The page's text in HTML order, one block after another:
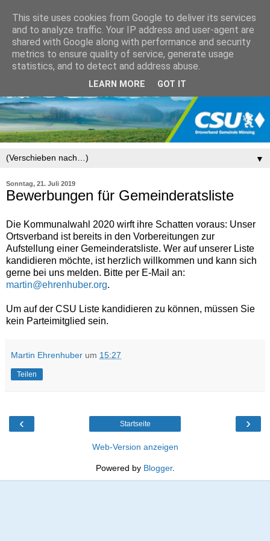
▼
Sonntag, 21. Juli 2019
Bewerbungen für Gemeinderatsliste
Die Kommunalwahl 2020 wirft ihre Schatten voraus: Unser
Ortsverband ist bereits in den Vorbereitungen zur
Aufstellung einer Gemeinderatsliste. Wer auf unserer Liste
kandidieren möchte, ist herzlich willkommen und kann sich
gerne bei uns melden. Bitte per E-Mail an:
martin@ehrenhuber.org.
Um auf der CSU Liste kandidieren zu können, müssen Sie
kein Parteimitglied sein.
Martin Ehrenhuber um 15:27
Teilen
‹ ›
Startseite
Web-Version anzeigen
Powered by Blogger.
This site uses cookies from Google to deliver its services
and to analyze traffic. Your IP address and user-agent are
shared with Google along with performance and security
metrics to ensure quality of service, generate usage
statistics, and to detect and address abuse.
LEARN MORE GOT IT